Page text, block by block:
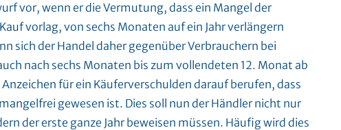
vor, wenn er die Vermutung, dass ein Mangel der
vorlag, von sechs Monaten auf ein Jahr verlängern
sich der Handel daher gegenüber Verbrauchern bei
nach sechs Monaten bis zum vollendeten 12. Monat ab
für ein Käuferverschulden darauf berufen, dass
gewesen ist. Dies soll nun der Händler nicht nur
der erste ganze Jahr beweisen müssen. Häufig wird dies